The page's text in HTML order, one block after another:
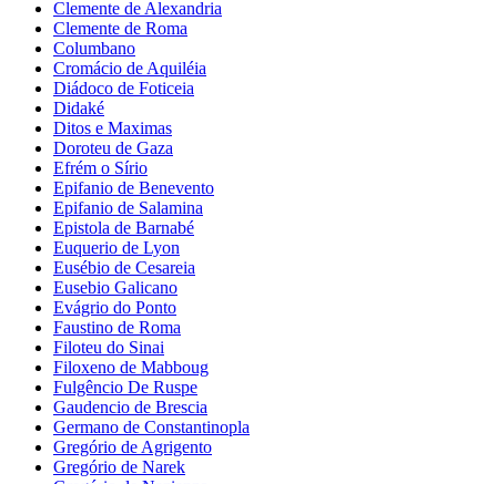
Clemente de Alexandria
Clemente de Roma
Columbano
Cromácio de Aquiléia
Diádoco de Foticeia
Didaké
Ditos e Maximas
Doroteu de Gaza
Efrém o Sírio
Epifanio de Benevento
Epifanio de Salamina
Epistola de Barnabé
Euquerio de Lyon
Eusébio de Cesareia
Eusebio Galicano
Evágrio do Ponto
Faustino de Roma
Filoteu do Sinai
Filoxeno de Mabboug
Fulgêncio De Ruspe
Gaudencio de Brescia
Germano de Constantinopla
Gregório de Agrigento
Gregório de Narek